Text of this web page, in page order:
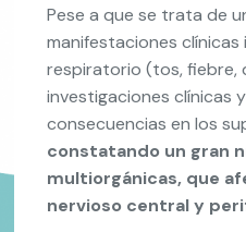
Pese a que se trata de
manifestaciones clínicas
respiratorio (tos, fiebre,
investigaciones clínicas
consecuencias en los
constatando un gran
multiorgánicas, que
nervioso central y